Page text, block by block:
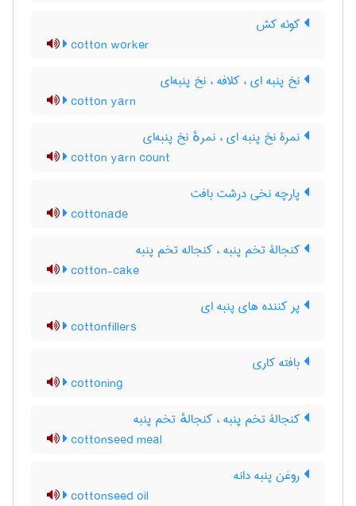
کوئه کش
cotton worker
نخ پنبه ای ، کلافه ، نخ پنبه‌ای
cotton yarn
نمرۀ نخ پنبه ای ، نمرهٔ نخ پنبه‌ای
cotton yarn count
پارچه نخی درشت بافت
cottonade
کنجالۀ تخم پنبه ، کنجاله تخم پنبه
cotton-cake
پر کننده های پنبه ای
cottonfillers
بافته کاری
cottoning
کنجالۀ تخم پنبه ، کنجالهٔ تخم پنبه
cottonseed meal
روغن پنبه دانه
cottonseed oil